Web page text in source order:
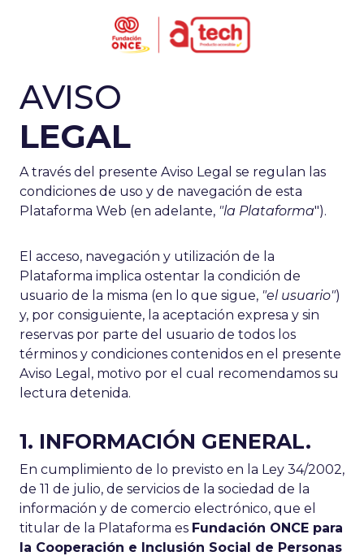
Aviso legal
AVISO
LEGAL
A través del presente Aviso Legal se regulan las
condiciones de uso y de navegación de esta
Plataforma Web (en adelante, "la Plataforma").
El acceso, navegación y utilización de la
Plataforma implica ostentar la condición de
usuario de la misma (en lo que sigue, "el usuario")
y, por consiguiente, la aceptación expresa y sin
reservas por parte del usuario de todos los
términos y condiciones contenidos en el presente
Aviso Legal, motivo por el cual recomendamos su
lectura detenida.
1. INFORMACIÓN GENERAL.
En cumplimiento de lo previsto en la Ley 34/2002,
de 11 de julio, de servicios de la sociedad de la
información y de comercio electrónico, que el
titular de la Plataforma es Fundación ONCE para
la Cooperación e Inclusión Social de Personas